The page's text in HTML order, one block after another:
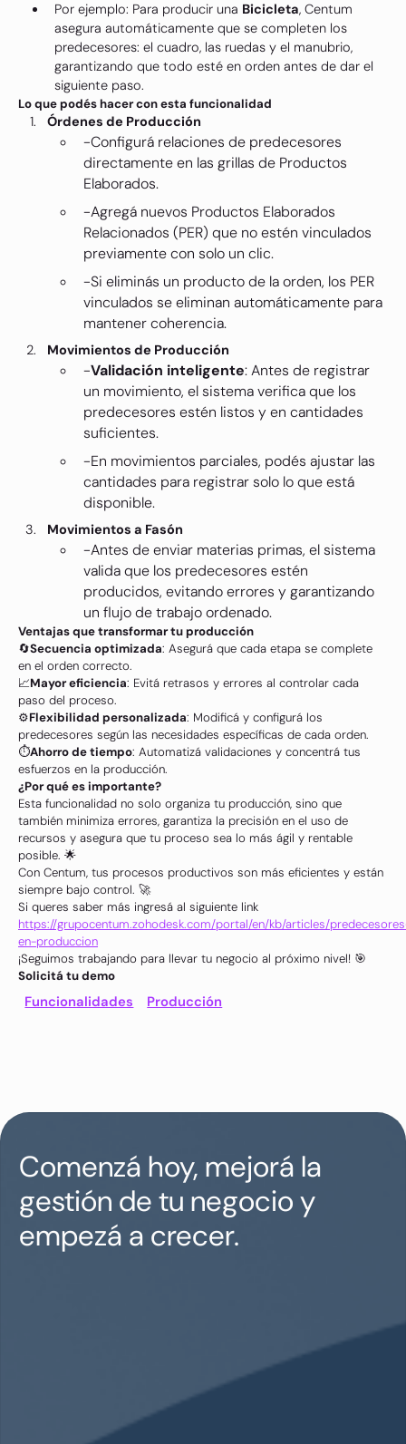
Por ejemplo: Para producir una Bicicleta, Centum
asegura automáticamente que se completen los
predecesores: el cuadro, las ruedas y el manubrio,
garantizando que todo esté en orden antes de dar el
siguiente paso.
Lo que podés hacer con esta funcionalidad
Órdenes de Producción
-Configurá relaciones de predecesores
directamente en las grillas de Productos
Elaborados.
-Agregá nuevos Productos Elaborados
Relacionados (PER) que no estén vinculados
previamente con solo un clic.
-Si eliminás un producto de la orden, los PER
vinculados se eliminan automáticamente para
mantener coherencia.
Movimientos de Producción
-Validación inteligente: Antes de registrar
un movimiento, el sistema verifica que los
predecesores estén listos y en cantidades
suficientes.
-En movimientos parciales, podés ajustar las
cantidades para registrar solo lo que está
disponible.
Movimientos a Fasón
-Antes de enviar materias primas, el sistema
valida que los predecesores estén
producidos, evitando errores y garantizando
un flujo de trabajo ordenado.
Ventajas que transformar tu producción
🔄Secuencia optimizada: Asegurá que cada etapa se complete
en el orden correcto.
📈Mayor eficiencia: Evitá retrasos y errores al controlar cada
paso del proceso.
⚙️Flexibilidad personalizada: Modificá y configurá los
predecesores según las necesidades específicas de cada orden.
⏱️Ahorro de tiempo: Automatizá validaciones y concentrá tus
esfuerzos en la producción.
¿Por qué es importante?
Esta funcionalidad no solo organiza tu producción, sino que
también minimiza errores, garantiza la precisión en el uso de
recursos y asegura que tu proceso sea lo más ágil y rentable
posible. 🌟
Con Centum, tus procesos productivos son más eficientes y están
siempre bajo control. 🚀
Si queres saber más ingresá al siguiente link
https://grupocentum.zohodesk.com/portal/en/kb/articles/
en-produccion
¡Seguimos trabajando para llevar tu negocio al próximo nivel! 🎯
Solicitá tu demo
Funcionalidades Producción
Comenzá hoy, mejorá la
gestión de tu negocio y
empezá a crecer.